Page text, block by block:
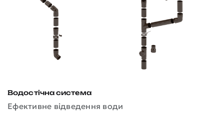
Водостічна система
Ефективне відведення води